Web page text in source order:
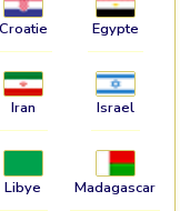
Croatie Egypte
Iran Israel
Libye Madagascar